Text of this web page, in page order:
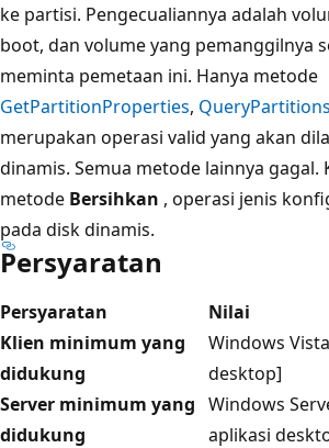
ke partisi. Pengecualiannya adalah
boot, dan volume yang pemanggilnya
meminta pemetaan ini. Hanya metode
GetPartitionProperties, QueryPartitions
merupakan operasi valid yang akan
dinamis. Semua metode lainnya gagal.
metode Bersihkan , operasi jenis
pada disk dinamis.
Persyaratan
Persyaratan
Nilai
Klien minimum yang
didukung
Windows
desktop]
Server minimum yang
didukung
Windows
aplikasi